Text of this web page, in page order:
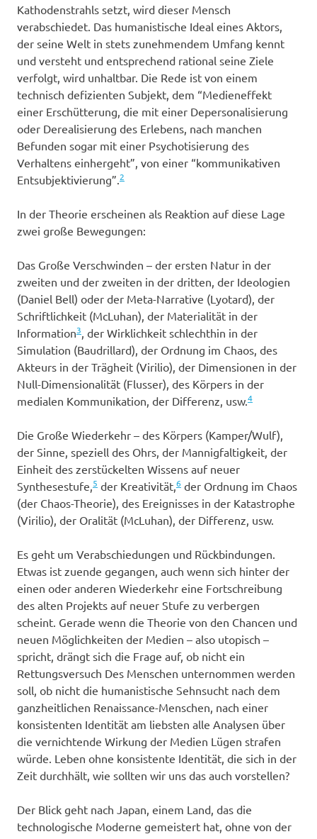
Kathodenstrahls setzt, wird dieser Mensch
verabschiedet. Das humanistische Ideal eines Aktors,
der seine Welt in stets zunehmendem Umfang kennt
und versteht und entsprechend rational seine Ziele
verfolgt, wird unhaltbar. Die Rede ist von einem
technisch defizienten Subjekt, dem “Medieneffekt
einer Erschütterung, die mit einer Depersonalisierung
oder Derealisierung des Erlebens, nach manchen
Befunden sogar mit einer Psychotisierung des
Verhaltens einhergeht”, von einer “kommunikativen
Entsubjektivierung”. 2
In der Theorie erscheinen als Reaktion auf diese Lage
zwei große Bewegungen:
Das Große Verschwinden – der ersten Natur in der
zweiten und der zweiten in der dritten, der Ideologien
(Daniel Bell) oder der Meta-Narrative (Lyotard), der
Schriftlichkeit (McLuhan), der Materialität in der
Information3 , der Wirklichkeit schlechthin in der
Simulation (Baudrillard), der Ordnung im Chaos, des
Akteurs in der Trägheit (Virilio), der Dimensionen in der
Null-Dimensionalität (Flusser), des Körpers in der
medialen Kommunikation, der Differenz, usw.4
Die Große Wiederkehr – des Körpers (Kamper/Wulf),
der Sinne, speziell des Ohrs, der Mannigfaltigkeit, der
Einheit des zerstückelten Wissens auf neuer
Synthesestufe, 5 der Kreativität, 6 der Ordnung im Chaos
(der Chaos-Theorie), des Ereignisses in der Katastrophe
(Virilio), der Oralität (McLuhan), der Differenz, usw.
Es geht um Verabschiedungen und Rückbindungen.
Etwas ist zuende gegangen, auch wenn sich hinter der
einen oder anderen Wiederkehr eine Fortschreibung
des alten Projekts auf neuer Stufe zu verbergen
scheint. Gerade wenn die Theorie von den Chancen und
neuen Möglichkeiten der Medien – also utopisch –
spricht, drängt sich die Frage auf, ob nicht ein
Rettungsversuch Des Menschen unternommen werden
soll, ob nicht die humanistische Sehnsucht nach dem
ganzheitlichen Renaissance-Menschen, nach einer
konsistenten Identität am liebsten alle Analysen über
die vernichtende Wirkung der Medien Lügen strafen
würde. Leben ohne konsistente Identität, die sich in der
Zeit durchhält, wie sollten wir uns das auch vorstellen?
Der Blick geht nach Japan, einem Land, das die
technologische Moderne gemeistert hat, ohne von der